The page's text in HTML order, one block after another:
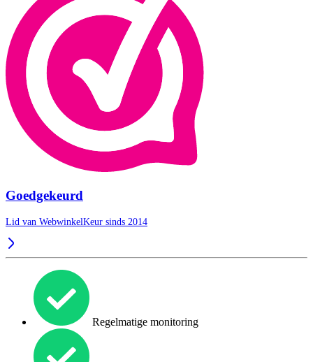
Goedgekeurd
Lid van WebwinkelKeur sinds 2014
Regelmatige monitoring